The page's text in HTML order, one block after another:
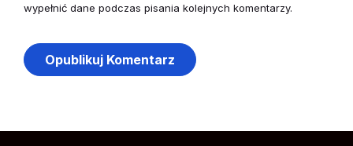
wypełnić dane podczas pisania kolejnych komentarzy.